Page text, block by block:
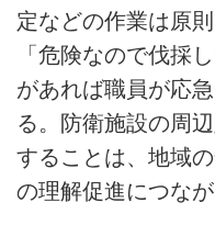
定などの作業は原
「危険なので伐採
があれば職員が応
る。防衛施設の周
することは、地域
の理解促進につなが